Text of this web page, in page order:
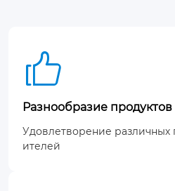

Разнообразие продуктов
Удовлетворение различных
ителей